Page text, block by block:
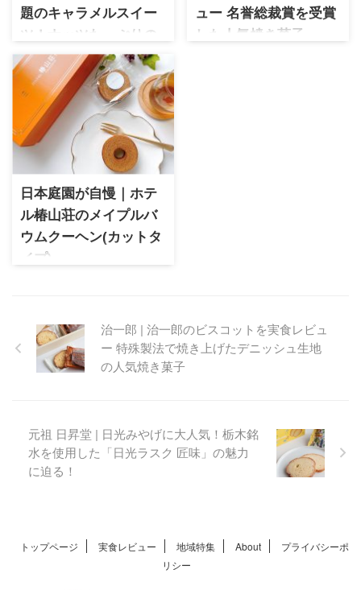
題のキャラメルスイー
ツ！ナッツたっぷりの
焼き菓子を実食レビュ
ー
ローストキャラメルマーケッ
ト 東京駅で人気のキャラメル
スイーツを実食レビュー。
ナッツがたっぷり入った香ば
しい焼き菓子の魅力を詳しく
紹介します。
ュー 名誉総裁賞を受賞
した人気焼き菓子
日本庭園が自慢｜ホテ
ル椿山荘のメイプルバ
ウムクーヘン(カットタ
イプ)
数々の中から、人気のバウム
クーヘンをお取り寄せ。ふん
だんに使用したメイプルシロ
治一郎 | 治一郎のビスコットを実食レビュ
ー 特殊製法で焼き上げたデニッシュ生地
の人気焼き菓子
元祖 日昇堂 | 日光みやげに大人気！栃木銘
水を使用した「日光ラスク 匠味」の魅力
に迫る！
トップページ 実食レビュー 地域特集 About
プライバシーポ
リシー